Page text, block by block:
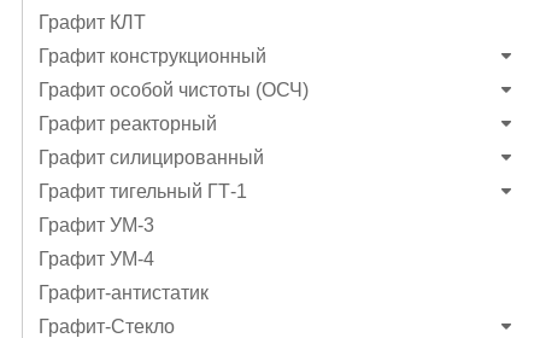
Графит КЛТ
Графит конструкционный
Графит особой чистоты (ОСЧ)
Графит реакторный
Графит силицированный
Графит тигельный ГТ-1
Графит УМ-3
Графит УМ-4
Графит-антистатик
Графит-Стекло